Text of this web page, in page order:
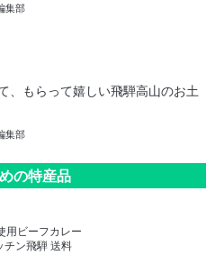
集部
、もらって嬉しい飛騨高山のお土
集部
の特産品
用ビーフカレー
チン飛騨 送料